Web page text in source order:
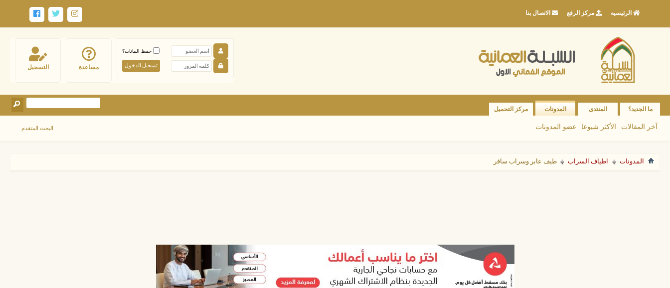
الرئيسيه مركز الرفع الاتصال بنا
التسجيل مساعدة
حفظ البيانات؟
ما الجديد؟ المنتدى المدونات
آخر المقالات الأكثر شيوعا عضو المدونات
مركز التحميل
البحث المتقدم
المدونات اطياف السراب طيف عابر وسراب سافر